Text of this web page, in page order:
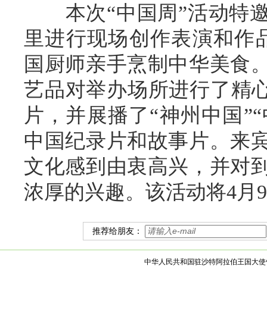
本次“中国周”活动特邀
里进行现场创作表演和作
国厨师亲手烹制中华美食
艺品对举办场所进行了精
片，并展播了“神州中国
中国纪录片和故事片。来
文化感到由衷高兴，并对
浓厚的兴趣。该活动将4月
推荐给朋友：
中华人民共和国驻沙特阿拉伯王国大使